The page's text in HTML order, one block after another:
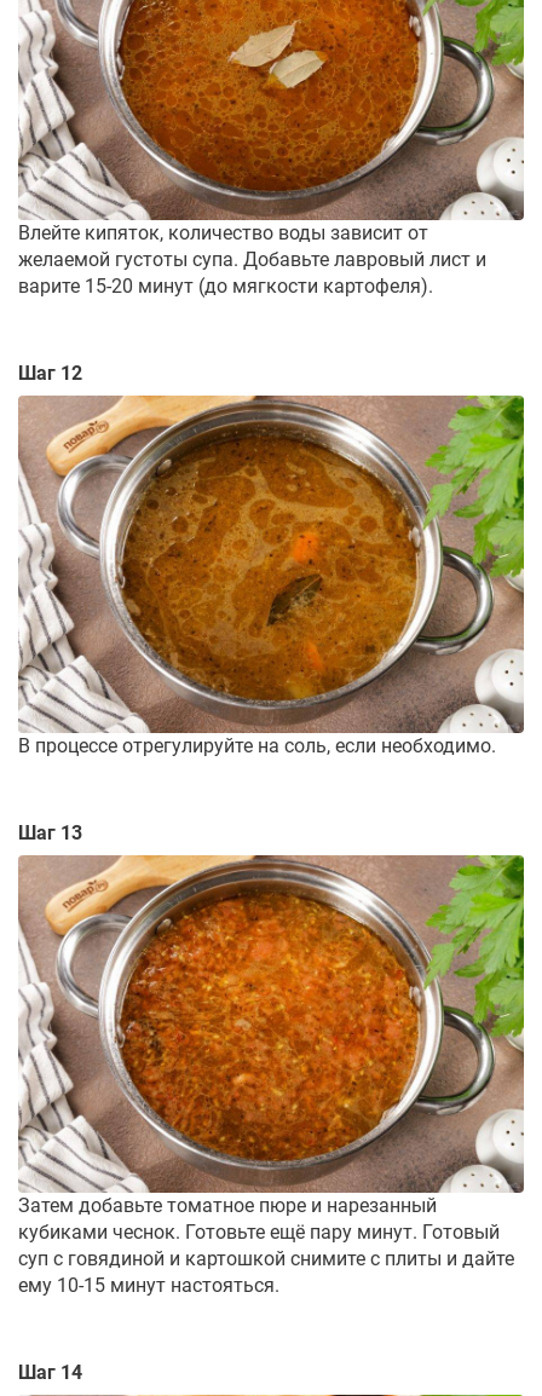
Влейте кипяток, количество воды зависит от
желаемой густоты супа. Добавьте лавровый лист и
варите 15-20 минут (до мягкости картофеля).
Шаг 12
В процессе отрегулируйте на соль, если необходимо.
Шаг 13
Затем добавьте томатное пюре и нарезанный
кубиками чеснок. Готовьте ещё пару минут. Готовый
суп с говядиной и картошкой снимите с плиты и дайте
ему 10-15 минут настояться.
Шаг 14